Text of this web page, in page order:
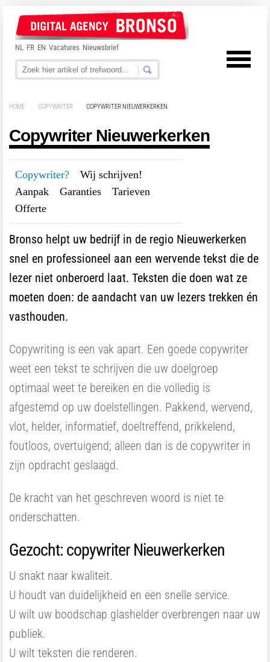
NL FR EN Vacatures Nieuwsbrief
HOME COPYWRITER COPYWRITER NIEUWERKERKEN
Copywriter Nieuwerkerken
Copywriter? Wij schrijven!
Aanpak
Garanties Tarieven
Offerte
Bronso helpt uw bedrijf in de regio Nieuwerkerken
snel en professioneel aan een wervende tekst die de
lezer niet onberoerd laat. Teksten die doen wat ze
moeten doen: de aandacht van uw lezers trekken én
vasthouden.
Copywriting is een vak apart. Een goede copywriter
weet een tekst te schrijven die uw doelgroep
optimaal weet te bereiken en die volledig is
afgestemd op uw doelstellingen. Pakkend, wervend,
vlot, helder, informatief, doeltreffend, prikkelend,
foutloos, overtuigend; alleen dan is de copywriter in
zijn opdracht geslaagd.
De kracht van het geschreven woord is niet te
onderschatten.
Gezocht: copywriter Nieuwerkerken
U snakt naar kwaliteit.
U houdt van duidelijkheid en een snelle service.
U wilt uw boodschap glashelder overbrengen naar uw
publiek.
U wilt teksten die renderen.